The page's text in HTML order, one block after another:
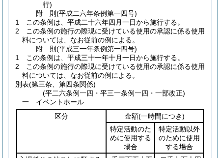
行)
附 則(平成二六年条例第一四号)
1
この条例は、平成二十六年四月一日から施行する。
2
この条例の施行の際現に受けている使用の承認に係る使用
料については、なお従前の例による。
附 則(平成三一年条例第一四号)
1
この条例は、平成三十一年十月一日から施行する。
2
この条例の施行の際現に受けている使用の承認に係る使用
料については、なお従前の例による。
別表(第三条、第四条関係)
(平二六条例一四・平三一条例一四・一部改正)
一 イベントホール
区分
金額(一時間につき)
特定活動のた
めに使用する
場合
特定活動以外
のために使用
する場合